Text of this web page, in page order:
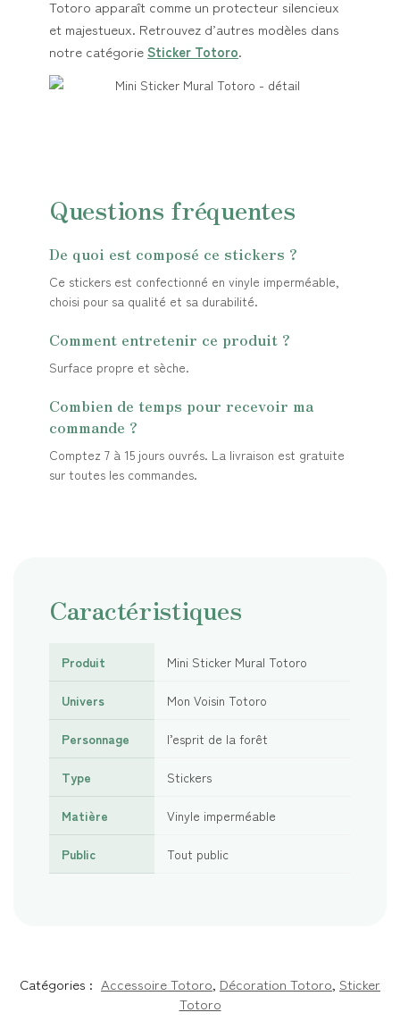
Totoro apparaît comme un protecteur silencieux
et majestueux. Retrouvez d’autres modèles dans
notre catégorieSticker Totoro.
Questions fréquentes
De quoi est composé ce stickers ?
Ce stickers est confectionné en vinyle imperméable,
choisi pour sa qualité et sa durabilité.
Comment entretenir ce produit ?
Surface propre et sèche.
Combien de temps pour recevoir ma
commande ?
Comptez 7 à 15 jours ouvrés. La livraison est gratuite
sur toutes les commandes.
Caractéristiques
Produit Mini Sticker Mural Totoro
Univers Mon Voisin Totoro
Personnage l’esprit de la forêt
Type Stickers
Matière Vinyle imperméable
Public Tout public
Catégories : Accessoire Totoro, Décoration Totoro, Sticker
Totoro